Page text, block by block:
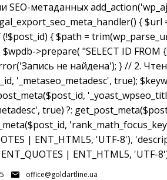
метаданных
{
{ $path =
>prepare( "SELECT ID
не найдена'); } // 2.
'_metaseo_metadesc', true);
true) ?:
| ENT_HTML5, 'UTF-8'),
| ENT_HTML5, 'UTF-
office@goldartline.ua